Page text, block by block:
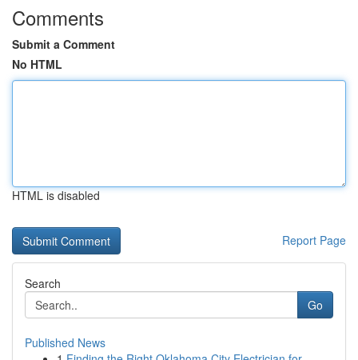
Comments
Submit a Comment
No HTML
HTML is disabled
Report Page
Search
Go
Published News